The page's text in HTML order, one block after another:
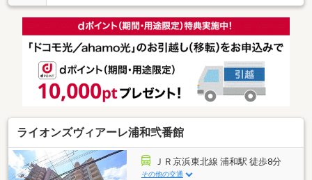
入・ご売却・お買替え全てをサポート致します■東宝
ハウスNEXTアフターサポート専門のグループ会社。
ライフパートナー（FP資格）が住まいの問題点や暮ら
しの不安を解消します■東宝ハウスフィナンシャル不
が更に充実したオリジナル提携住宅ローンをお届けし
ます■未来カレンダー東宝ハウス独自開発ライフシミ
ュレーションソフト。ローン完済まで家計収支を視え
ライオンズヴィアーレ浦和弐番館
ＪＲ京浜東北線 浦和駅 徒歩8分
その他の交通